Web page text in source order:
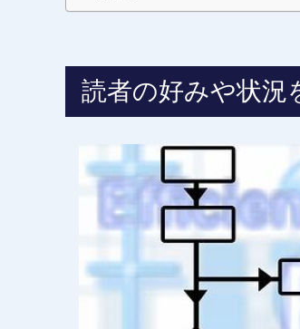
読者の好みや状況